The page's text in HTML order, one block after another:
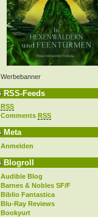
Werbebanner
RSS-Feeds
RSS
Comments RSS
Meta
Anmelden
Blogroll
Audible Blog
Barnes & Nobles SF/F
Biblio Fantastica
Blu-Ray Reviews
Bookyurt